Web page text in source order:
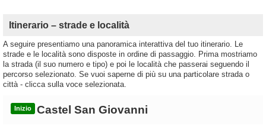
Itinerario – strade e località
A seguire presentiamo una panoramica interattiva del tuo itinerario. Le
strade e le località sono disposte in ordine di passaggio. Prima mostriamo
la strada (il suo numero e tipo) e poi le località che passerai seguendo il
percorso selezionato. Se vuoi saperne di più su una particolare strada o
città - clicca sulla voce selezionata.
Inizio Castel San Giovanni